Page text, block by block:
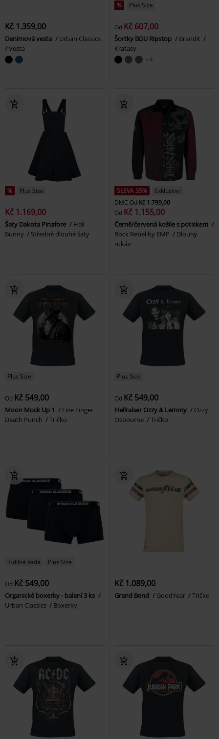
Kč 1.359,00
Denimová vesta
Urban Classics
Vesta
% Plus Size
Od Kč 607,00
Šortky BDU Ripstop
Brandit
Kraťasy
+4
% Plus Size
Kč 1.169,00
Šaty Dakota Pinafore
Hell
Bunny
Středně dlouhé šaty
SLEVA 35%
Exkluzivní
DMC Od Kč 1.799,00
Od Kč 1.155,00
Černě/červená košile s potiskem
Rock Rebel by EMP
Dlouhý
rukáv
Plus Size
Od Kč 549,00
Moon Mock Up 1
Five Finger
Death Punch
Tričko
Plus Size
Od Kč 549,00
Hellraiser Ozzy & Lemmy
Ozzy
Osbourne
Tričko
3-dílná sada Plus Size
Od Kč 549,00
Organické boxerky - balení 3 ks
Urban Classics
Boxerky
Kč 1.089,00
Grand Bend GoodYear Tričko